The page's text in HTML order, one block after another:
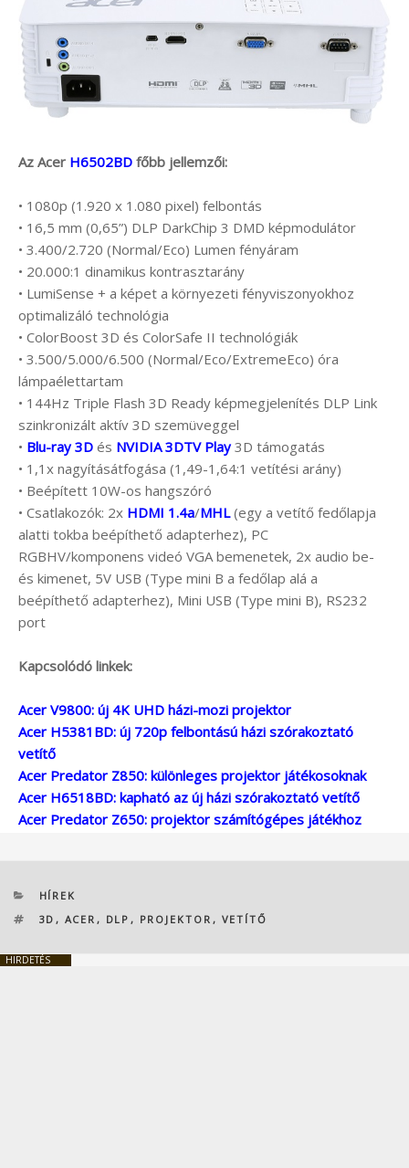
Az Acer H6502BD főbb jellemzői:
• 1080p (1.920 x 1.080 pixel) felbontás
• 16,5 mm (0,65”) DLP DarkChip 3 DMD képmodulátor
• 3.400/2.720 (Normal/Eco) Lumen fényáram
• 20.000:1 dinamikus kontrasztarány
• LumiSense + a képet a környezeti fényviszonyokhoz
optimalizáló technológia
• ColorBoost 3D és ColorSafe II technológiák
• 3.500/5.000/6.500 (Normal/Eco/ExtremeEco) óra
lámpaélettartam
• 144Hz Triple Flash 3D Ready képmegjelenítés DLP Link
szinkronizált aktív 3D szemüveggel
• Blu-ray 3D és NVIDIA 3DTV Play3D támogatás
• 1,1x nagyításátfogása (1,49-1,64:1 vetítési arány)
• Beépített 10W-os hangszóró
• Csatlakozók: 2x HDMI 1.4a/MHL(egy a vetítő fedőlapja
alatti tokba beépíthető adapterhez), PC
RGBHV/komponens videó VGA bemenetek, 2x audio be-
és kimenet, 5V USB (Type mini B a fedőlap alá a
beépíthető adapterhez), Mini USB (Type mini B), RS232
port
Kapcsolódó linkek:
Acer V9800: új 4K UHD házi-mozi projektor
Acer H5381BD: új 720p felbontású házi szórakoztató
vetítő
Acer Predator Z850: különleges projektor játékosoknak
Acer H6518BD: kapható az új házi szórakoztató vetítő
Acer Predator Z650: projektor számítógépes játékhoz
KATEGÓRIÁK
HÍREK
CÍMKÉK
3D , ACER , DLP , PROJEKTOR , VETÍTŐ
HIRDETÉS